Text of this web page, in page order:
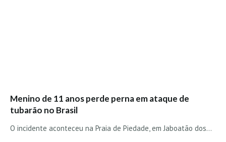
Menino de 11 anos perde perna em ataque de
tubarão no Brasil
O incidente aconteceu na Praia de Piedade, em Jaboatão dos…